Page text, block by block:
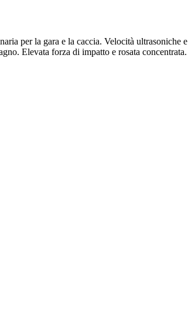
per la gara e la caccia. Velocità
Elevata forza di impatto e rosata